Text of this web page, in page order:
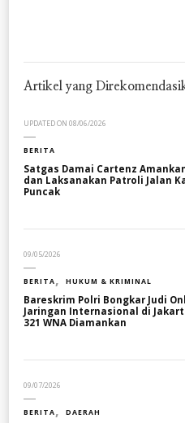
Artikel yang
UPDATED ON 08/06/2026
BERITA
Satgas Damai Cartenz
dan Laksanakan Patroli Jalan
Puncak
09/05/2026
BERITA HUKUM & KRIMINAL
Bareskrim Polri Bongkar Judi
Jaringan Internasional di
321 WNA Diamankan
09/07/2026
BERITA DAERAH